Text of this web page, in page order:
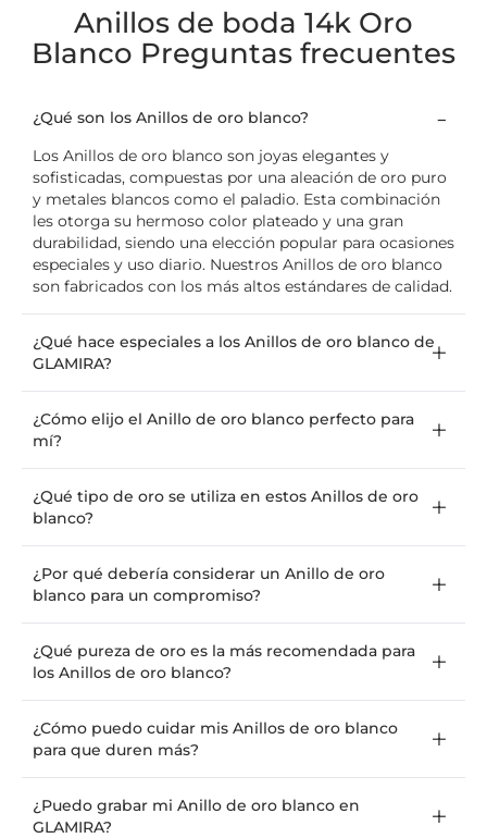
Anillos de boda 14k Oro
Blanco Preguntas frecuentes
¿Qué son los Anillos de oro blanco?
Los Anillos de oro blanco son joyas elegantes y
sofisticadas, compuestas por una aleación de oro puro
y metales blancos como el paladio. Esta combinación
les otorga su hermoso color plateado y una gran
durabilidad, siendo una elección popular para ocasiones
especiales y uso diario. Nuestros Anillos de oro blanco
son fabricados con los más altos estándares de calidad.
¿Qué hace especiales a los Anillos de oro blanco de
GLAMIRA?
¿Cómo elijo el Anillo de oro blanco perfecto para
mí?
¿Qué tipo de oro se utiliza en estos Anillos de oro
blanco?
¿Por qué debería considerar un Anillo de oro
blanco para un compromiso?
¿Qué pureza de oro es la más recomendada para
los Anillos de oro blanco?
¿Cómo puedo cuidar mis Anillos de oro blanco
para que duren más?
¿Puedo grabar mi Anillo de oro blanco en
GLAMIRA?